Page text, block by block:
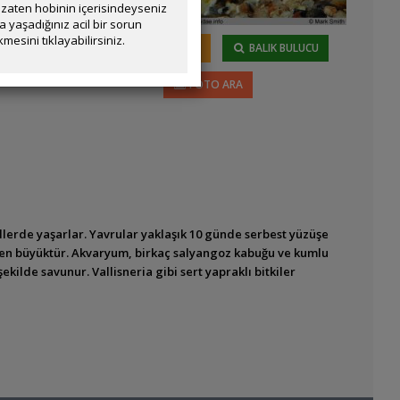
BESLEYENLER BALIK BULUCU
FOTO ARA
yaşarlar. Yavrular yaklaşık 10 günde serbest yüzüşe
Akvaryum, birkaç salyangoz kabuğu ve kumlu
savunur. Vallisneria gibi sert yapraklı bitkiler
hobinin içerisindeyseniz
acil bir sorun
tıklayabilirsiniz.